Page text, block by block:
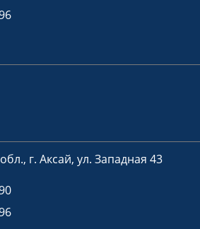
г. Аксай, ул. Западная 43